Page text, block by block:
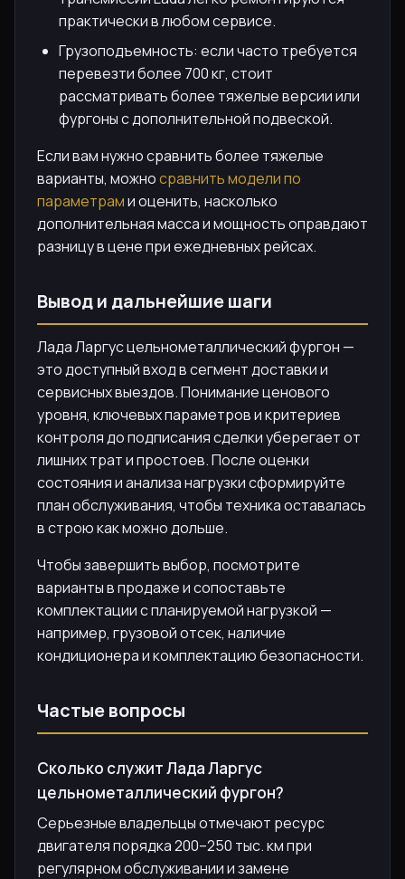
практически в любом сервисе.
Грузоподъемность: если часто требуется
перевезти более 700 кг, стоит
рассматривать более тяжелые версии или
фургоны с дополнительной подвеской.
Если вам нужно сравнить более тяжелые
варианты, можносравнить модели по
параметрами оценить, насколько
дополнительная масса и мощность оправдают
разницу в цене при ежедневных рейсах.
Вывод и дальнейшие шаги
Лада Ларгус цельнометаллический фургон —
это доступный вход в сегмент доставки и
сервисных выездов. Понимание ценового
уровня, ключевых параметров и критериев
контроля до подписания сделки уберегает от
лишних трат и простоев. После оценки
состояния и анализа нагрузки сформируйте
план обслуживания, чтобы техника оставалась
в строю как можно дольше.
Чтобы завершить выбор, посмотрите
варианты в продаже и сопоставьте
комплектации с планируемой нагрузкой —
например, грузовой отсек, наличие
кондиционера и комплектацию безопасности.
Частые вопросы
Сколько служит Лада Ларгус
цельнометаллический фургон?
Серьезные владельцы отмечают ресурс
двигателя порядка 200–250 тыс. км при
регулярном обслуживании и замене